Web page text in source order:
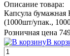
Описание товара:
Капсула
(1000шт/упак.,
Розничная цена
В